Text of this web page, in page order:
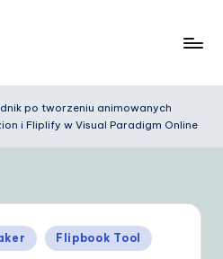
po tworzeniu animowanych
i Fliplify w Visual Paradigm Online
Flipbook Tool